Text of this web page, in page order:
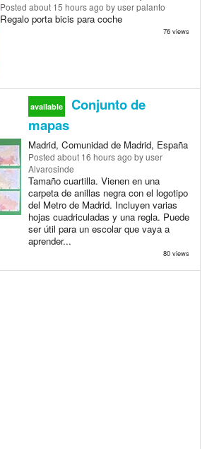
Posted about 15 hours ago by user palanto
Regalo porta bicis para coche
76 views
available
Conjunto de
mapas
Madrid, Comunidad de Madrid, España
Posted about 16 hours ago by user
Alvarosinde
Tamaño cuartilla. Vienen en una
carpeta de anillas negra con el logotipo
del Metro de Madrid. Incluyen varias
hojas cuadriculadas y una regla. Puede
ser útil para un escolar que vaya a
aprender...
80 views